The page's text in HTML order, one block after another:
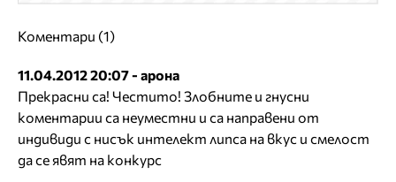
Коментари (1)
11.04.2012 20:07 - арона
Прекрасни са! Честито! Злобните и гнусни
коментарии са неуместни и са направени от
индивиди с нисък интелект липса на вкус и смелост
да се явят на конкурс